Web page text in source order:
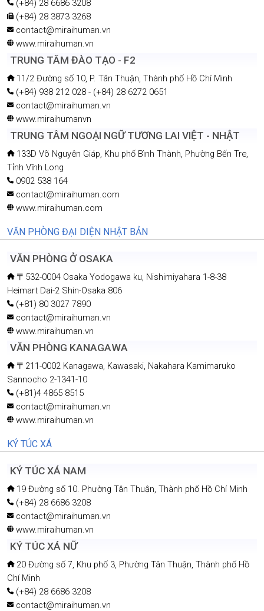
(+84) 28 6686 3208
(+84) 28 3873 3268
contact@miraihuman.vn
www.miraihuman.vn
TRUNG TÂM ĐÀO TẠO - F2
11/2 Đường số 10, P. Tân Thuận, Thành phố Hồ Chí Minh
(+84) 938 212 028 - (+84) 28 6272 0651
contact@miraihuman.vn
www.miraihumanvn
TRUNG TÂM NGOẠI NGỮ TƯƠNG LAI VIỆT - NHẬT
133D Võ Nguyên Giáp, Khu phố Bình Thành, Phường Bến Tre,
Tỉnh Vĩnh Long
0902 538 164
contact@miraihuman.com
www.miraihuman.com
VĂN PHÒNG ĐẠI DIỆN NHẬT BẢN
VĂN PHÒNG Ở OSAKA
〒532-0004 Osaka Yodogawa ku, Nishimiyahara 1-8-38
Heimart Dai-2 Shin-Osaka 806
(+81) 80 3027 7890
contact@miraihuman.vn
www.miraihuman.vn
VĂN PHÒNG KANAGAWA
〒211-0002 Kanagawa, Kawasaki, Nakahara Kamimaruko
Sannocho 2-1341-10
(+81)4 4865 8515
contact@miraihuman.vn
www.miraihuman.vn
KÝ TÚC XÁ
KÝ TÚC XÁ NAM
19 Đường số 10. Phường Tân Thuận, Thành phố Hồ Chí Minh
(+84) 28 6686 3208
contact@miraihuman.vn
www.miraihuman.vn
KÝ TÚC XÁ NỮ
20 Đường số 7, Khu phố 3, Phường Tân Thuận, Thành phố Hồ
Chí Minh
(+84) 28 6686 3208
contact@miraihuman.vn